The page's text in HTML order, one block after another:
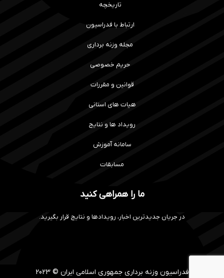
تاریخچه
ارتباط با فدراسیون
مجله وزنه برداری
حریم خصوصی
قوانین و مقررات
هیات های استانی
رویداد ها و نتایج
سامانه آموزش
مسابقات
ما را همراهی کنید
در جریان جدیدترین اخبار، رویدادها و نتایج قرار بگیرید.
فدراسیون وزنه برداری جمهوری اسلامی ایران © 2023